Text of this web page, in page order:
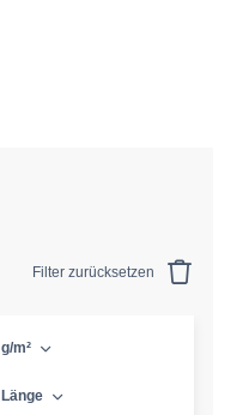
Filter zurücksetzen
g/m²
Länge